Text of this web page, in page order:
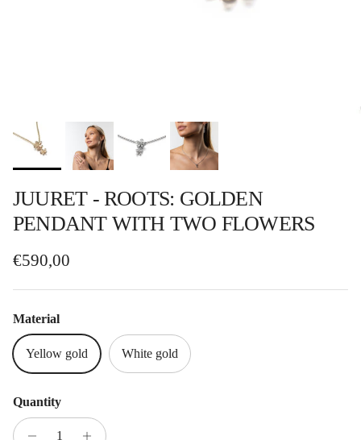
JUURET - ROOTS: GOLDEN
PENDANT WITH TWO FLOWERS
Regular price
€590,00
Material
Yellow gold White gold
Quantity